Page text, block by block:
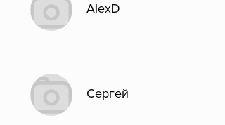
AlexD
Сергей